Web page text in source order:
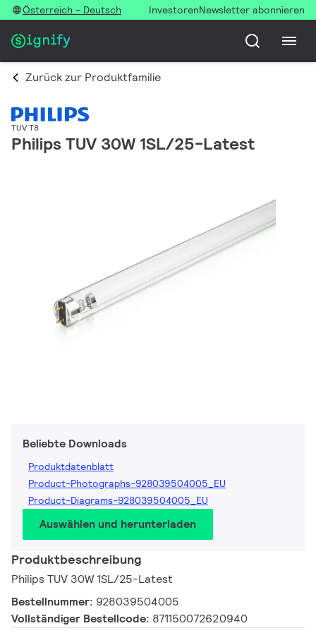
Österreich - Deutsch InvestorenNewsletter abonnieren
Zurück zur Produktfamilie
TUV T8
Philips TUV 30W 1SL/25-Latest
Beliebte Downloads
Produktdatenblatt
Product-Photographs-928039504005_EU
Product-Diagrams-928039504005_EU
Auswählen und herunterladen
Produktbeschreibung
Philips TUV 30W 1SL/25-Latest
Bestellnummer: 928039504005
Vollständiger Bestellcode: 871150072620940